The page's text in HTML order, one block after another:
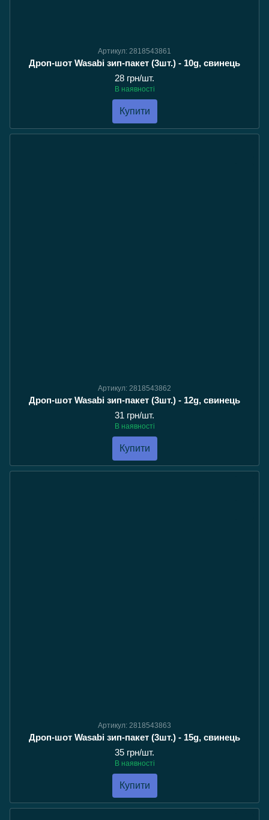
Артикул: 2818543861
Дроп-шот Wasabi зип-пакет (3шт.) - 10g, свинець
28 грн/шт.
В наявності
Купити
Артикул: 2818543862
Дроп-шот Wasabi зип-пакет (3шт.) - 12g, свинець
31 грн/шт.
В наявності
Купити
Артикул: 2818543863
Дроп-шот Wasabi зип-пакет (3шт.) - 15g, свинець
35 грн/шт.
В наявності
Купити